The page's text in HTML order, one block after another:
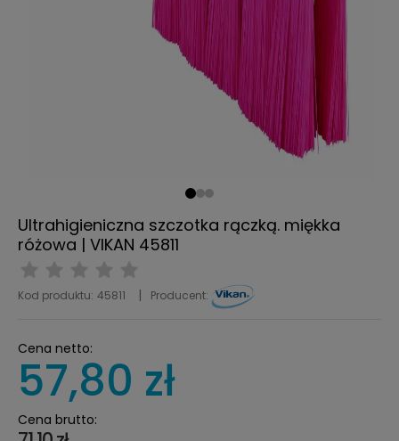
Ultrahigieniczna szczotka rączką. miękka
różowa | VIKAN 45811
Kod produktu: 45811 Producent:
Cena brutto:
Cena netto:
57,80 zł